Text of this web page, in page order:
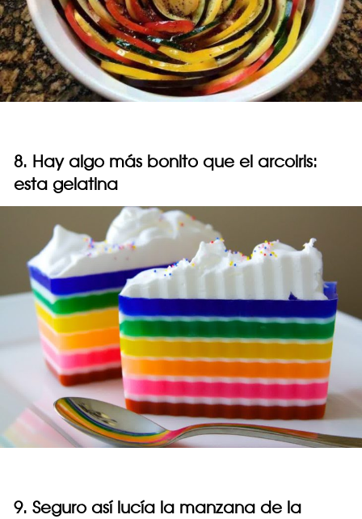
8. Hay algo más bonito que el arcoiris:
esta gelatina
9. Seguro así lucía la manzana de la